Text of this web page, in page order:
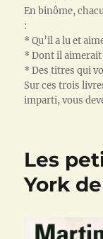
En binôme,
:
* Qu’il a lu et
* Dont il aimerait
* Des titres qui
Sur ces trois
imparti, vous
Les
York